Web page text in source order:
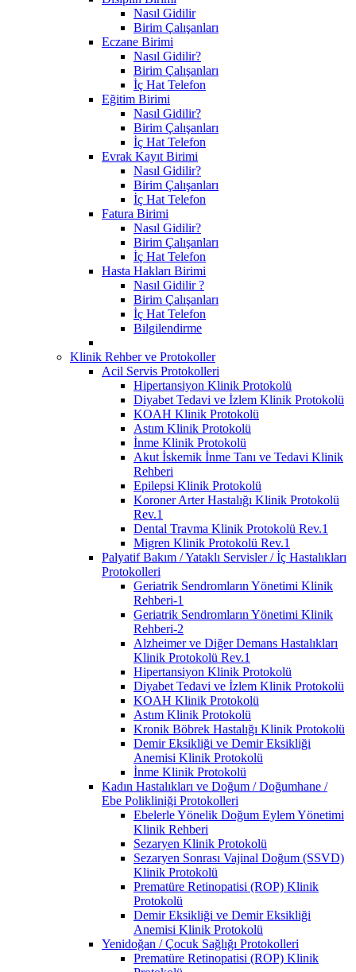
Nasıl Gidilir
Birim Çalışanları
Eczane Birimi
Nasıl Gidilir?
Birim Çalışanları
İç Hat Telefon
Eğitim Birimi
Nasıl Gidilir?
Birim Çalışanları
İç Hat Telefon
Evrak Kayıt Birimi
Nasıl Gidilir?
Birim Çalışanları
İç Hat Telefon
Fatura Birimi
Nasıl Gidilir?
Birim Çalışanları
İç Hat Telefon
Hasta Hakları Birimi
Nasıl Gidilir ?
Birim Çalışanları
İç Hat Telefon
Bilgilendirme
Klinik Rehber ve Protokoller
Acil Servis Protokolleri
Hipertansiyon Klinik Protokolü
Diyabet Tedavi ve İzlem Klinik Protokolü
KOAH Klinik Protokolü
Astım Klinik Protokolü
İnme Klinik Protokolü
Akut İskemik İnme Tanı ve Tedavi Klinik
Rehberi
Epilepsi Klinik Protokolü
Koroner Arter Hastalığı Klinik Protokolü
Rev.1
Dental Travma Klinik Protokolü Rev.1
Migren Klinik Protokolü Rev.1
Palyatif Bakım / Yataklı Servisler / İç Hastalıkları
Protokolleri
Geriatrik Sendromların Yönetimi Klinik
Rehberi-1
Geriatrik Sendromların Yönetimi Klinik
Rehberi-2
Alzheimer ve Diğer Demans Hastalıkları
Klinik Protokolü Rev.1
Hipertansiyon Klinik Protokolü
Diyabet Tedavi ve İzlem Klinik Protokolü
KOAH Klinik Protokolü
Astım Klinik Protokolü
Kronik Böbrek Hastalığı Klinik Protokolü
Demir Eksikliği ve Demir Eksikliği
Anemisi Klinik Protokolü
İnme Klinik Protokolü
Kadın Hastalıkları ve Doğum / Doğumhane /
Ebe Polikliniği Protokolleri
Ebelerle Yönelik Doğum Eylem Yönetimi
Klinik Rehberi
Sezaryen Klinik Protokolü
Sezaryen Sonrası Vajinal Doğum (SSVD)
Klinik Protokolü
Prematüre Retinopatisi (ROP) Klinik
Protokolü
Demir Eksikliği ve Demir Eksikliği
Anemisi Klinik Protokolü
Yenidoğan / Çocuk Sağlığı Protokolleri
Prematüre Retinopatisi (ROP) Klinik